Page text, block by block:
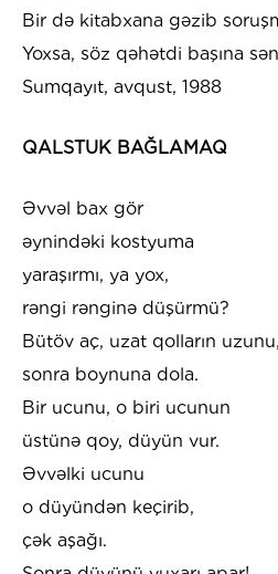
Bir də kitabxana gəzib
Yoxsa, söz qəhətdi başına
Sumqayıt, avqust, 1988
QALSTUK BAĞLAMAQ
Əvvəl bax gör
əynindəki kostyuma
yaraşırmı, ya yox,
rəngi rənginə düşürmü?
Bütöv aç, uzat qolların uzunu,
sonra boynuna dola.
Bir ucunu, o biri ucunun
üstünə qoy, düyün vur.
Əvvəlki ucunu
o düyündən keçirib,
çək aşağı.